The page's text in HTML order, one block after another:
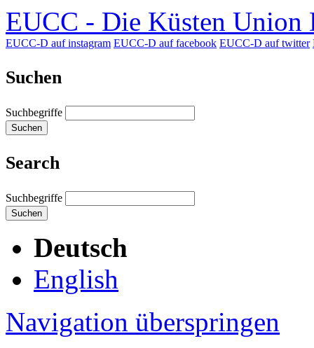
EUCC - Die Küsten Union
EUCC-D auf instagram EUCC-D auf facebook EUCC-D auf twitter
Suchen
Suchbegriffe
Suchen
Search
Suchbegriffe
Suchen
Deutsch
English
Navigation überspringen